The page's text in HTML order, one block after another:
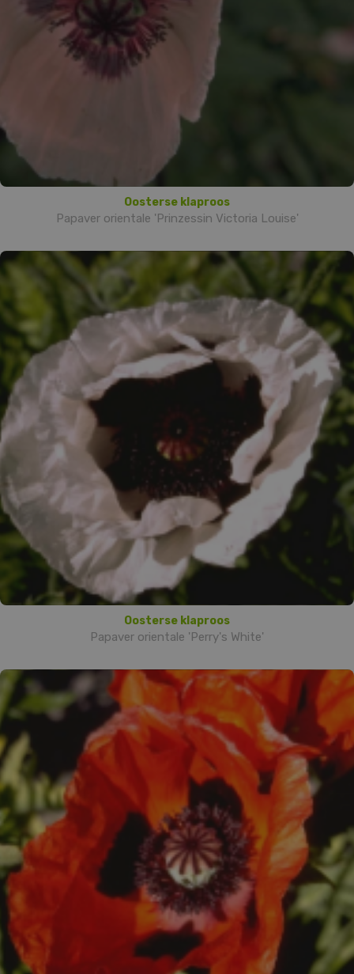
Oosterse klaproos
Papaver orientale 'Prinzessin Victoria Louise'
Oosterse klaproos
Papaver orientale 'Perry's White'